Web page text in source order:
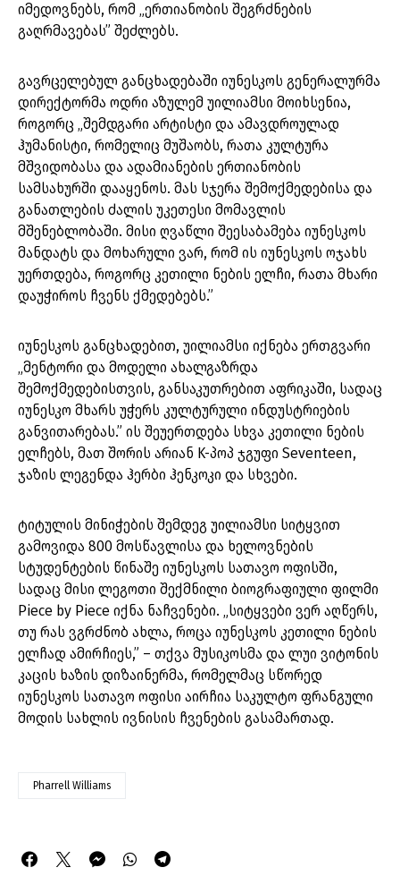
იმედოვნებს, რომ „ერთიანობის შეგრძნების
გაღრმავებას” შეძლებს.
გავრცელებულ განცხადებაში იუნესკოს გენერალურმა
დირექტორმა ოდრი აზულემ უილიამსი მოიხსენია,
როგორც „შემდგარი არტისტი და ამავდროულად
ჰუმანისტი, რომელიც მუშაობს, რათა კულტურა
მშვიდობასა და ადამიანების ერთიანობის
სამსახურში დააყენოს. მას სჯერა შემოქმედებისა და
განათლების ძალის უკეთესი მომავლის
მშენებლობაში. მისი ღვაწლი შეესაბამება იუნესკოს
მანდატს და მოხარული ვარ, რომ ის იუნესკოს ოჯახს
უერთდება, როგორც კეთილი ნების ელჩი, რათა მხარი
დაუჭიროს ჩვენს ქმედებებს.”
იუნესკოს განცხადებით, უილიამსი იქნება ერთგვარი
„მენტორი და მოდელი ახალგაზრდა
შემოქმედებისთვის, განსაკუთრებით აფრიკაში, სადაც
იუნესკო მხარს უჭერს კულტურული ინდუსტრიების
განვითარებას.” ის შეუერთდება სხვა კეთილი ნების
ელჩებს, მათ შორის არიან K-პოპ ჯგუფი Seventeen,
ჯაზის ლეგენდა ჰერბი ჰენკოკი და სხვები.
ტიტულის მინიჭების შემდეგ უილიამსი სიტყვით
გამოვიდა 800 მოსწავლისა და ხელოვნების
სტუდენტების წინაშე იუნესკოს სათავო ოფისში,
სადაც მისი ლეგოთი შექმნილი ბიოგრაფიული ფილმი
Piece by Piece იქნა ნაჩვენები. „სიტყვები ვერ აღწერს,
თუ რას ვგრძნობ ახლა, როცა იუნესკოს კეთილი ნების
ელჩად ამირჩიეს,” – თქვა მუსიკოსმა და ლუი ვიტონის
კაცის ხაზის დიზაინერმა, რომელმაც სწორედ
იუნესკოს სათავო ოფისი აირჩია საკულტო ფრანგული
მოდის სახლის ივნისის ჩვენების გასამართად.
Pharrell Williams